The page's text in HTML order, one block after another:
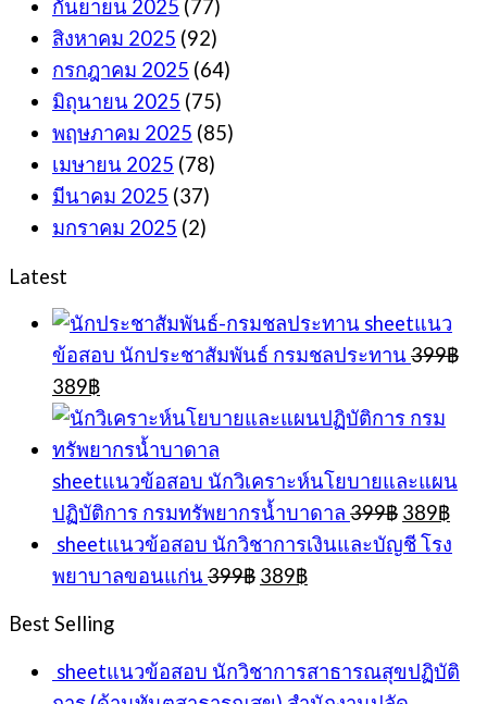
กันยายน 2025 (77)
สิงหาคม 2025 (92)
กรกฎาคม 2025 (64)
มิถุนายน 2025 (75)
พฤษภาคม 2025 (85)
เมษายน 2025 (78)
มีนาคม 2025 (37)
มกราคม 2025 (2)
Latest
sheetแนว
ข้อสอบ นักประชาสัมพันธ์ กรมชลประทาน 399฿
Original
price
was:
399฿.
389฿Current
price
is:
389฿.
sheetแนวข้อสอบ นักวิเคราะห์นโยบายและแผน
ปฏิบัติการ กรมทรัพยากรน้ำบาดาล 399฿ Original
price
was:
389฿
is:
sheetแนวข้อสอบ นักวิชาการเงินและบัญชี โรง
พยาบาลขอนแก่น 399฿ Original
389฿Current
Best Selling
sheetแนวข้อสอบ นักวิชาการสาธารณสุขปฏิบัติ